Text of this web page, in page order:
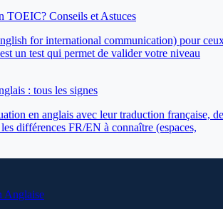
TOEIC? Conseils et Astuces
for international communication) pour
un test qui permet de valider votre niveau
: tous les signes
en anglais avec leur traduction française,
différences FR/EN à connaître (espaces,
Anglaise